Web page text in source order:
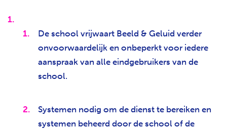
De school vrijwaart Beeld & Geluid verder
onvoorwaardelijk en onbeperkt voor iedere
aanspraak van alle eindgebruikers van de
school.
Systemen nodig om de dienst te bereiken en
systemen beheerd door de school of de